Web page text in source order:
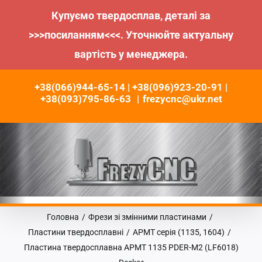
Купуємо твердосплав, деталі за
>>>посиланням<<<. Уточнюйте актуальну
вартість у менеджера.
+38(066)944-65-14 | +38(096)923-20-91 |
+38(093)795-86-63 | frezycnc@ukr.net
Головна / Фрези зі змінними пластинами /
Пластини твердосплавні / APMT серія (1135, 1604) /
Пластина твердосплавна APMT 1135 PDER-M2 (LF6018)